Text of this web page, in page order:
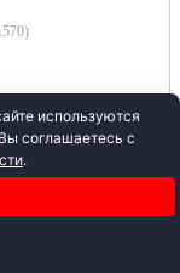
)
используются
соглашаетесь с
.